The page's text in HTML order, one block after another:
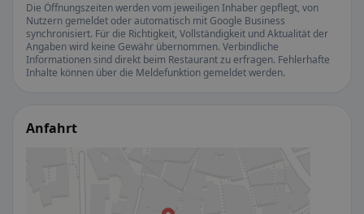
Die Öffnungszeiten werden vom jeweiligen Inhaber gepflegt, von
Nutzern gemeldet oder automatisch mit Google Business
synchronisiert. Für die Richtigkeit, Vollständigkeit und Aktualität der
Angaben wird keine Gewähr übernommen. Verbindliche
Informationen sind direkt beim Restaurant zu erfragen. Fehlerhafte
Inhalte können über die Meldefunktion gemeldet werden.
Anfahrt